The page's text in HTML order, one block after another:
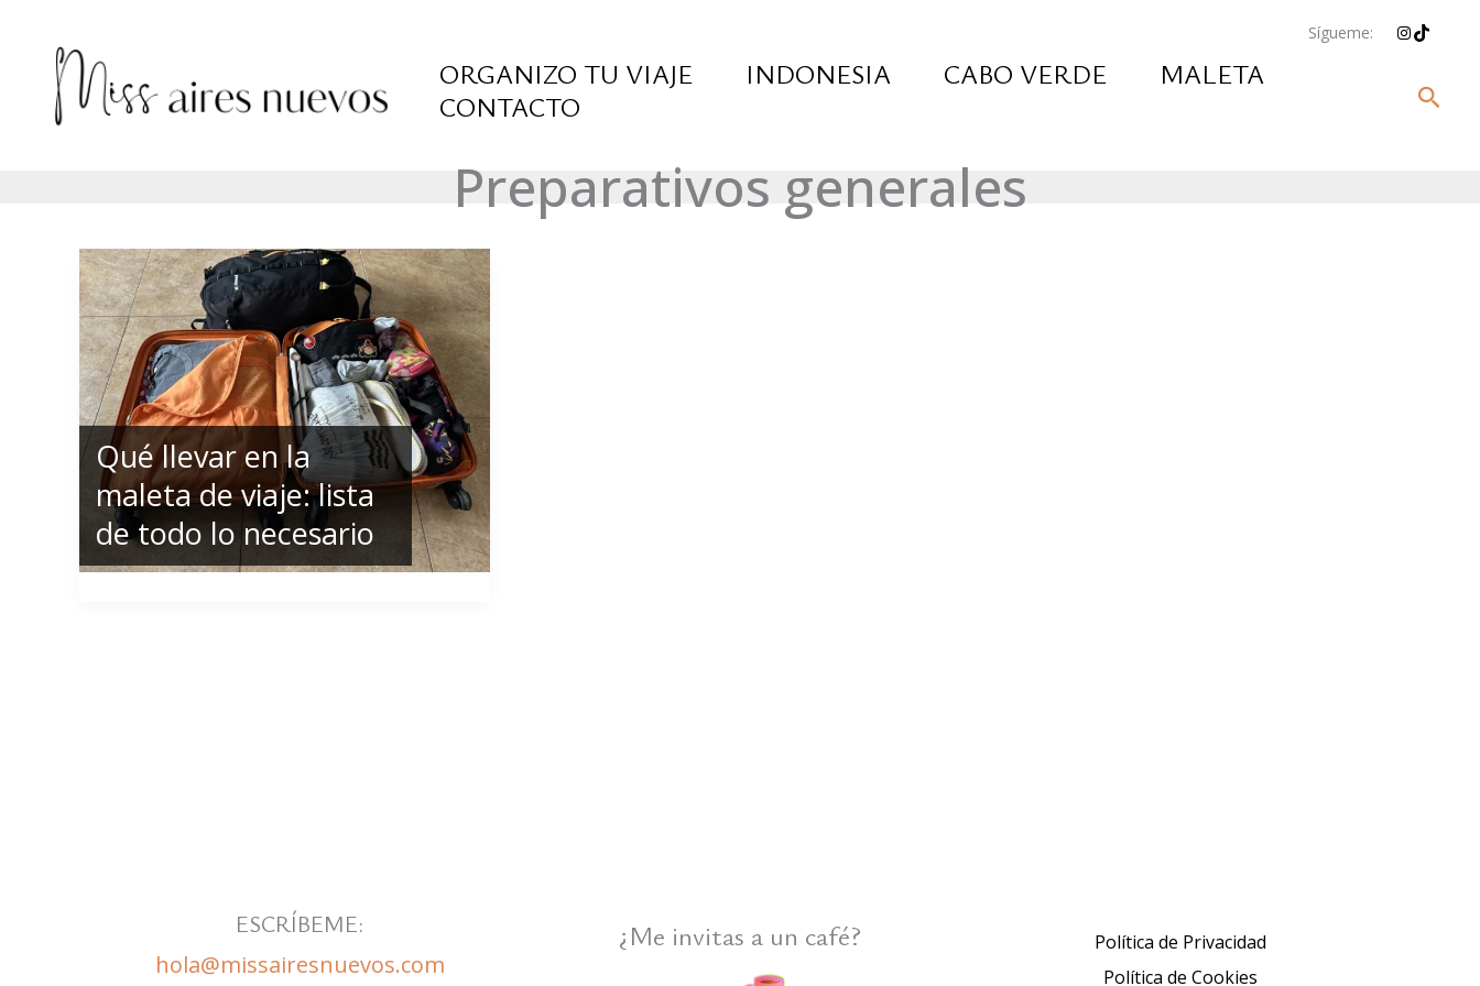
contenido
Sígueme: Instagram
TikTok
ORGANIZO TU VIAJE INDONESIA CABO VERDE
MALETA
CONTACTO
Preparativos generales
Qué llevar en la
maleta de viaje: lista
de todo lo necesario
ESCRÍBEME:
hola@missairesnuevos.com
¿Me invitas a un café?
Política de Privacidad
Política de Cookies